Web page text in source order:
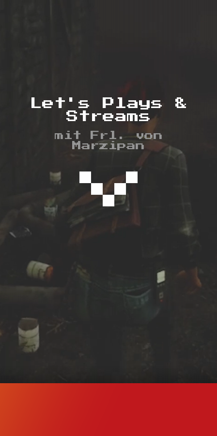
Let's Plays &
Streams
mit Frl. von
Marzipan